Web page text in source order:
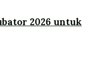
2026 untuk